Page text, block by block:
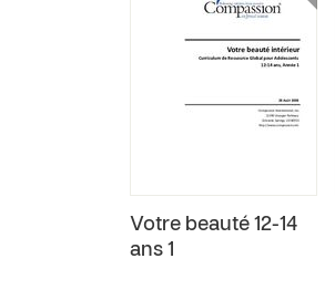
Votre beauté 12-14
ans 1